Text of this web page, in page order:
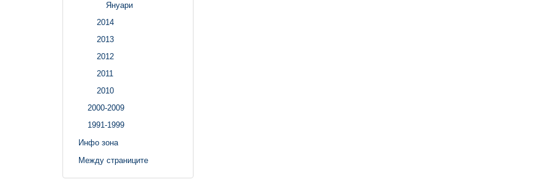
Януари
2014
2013
2012
2011
2010
2000-2009
1991-1999
Инфо зона
Между страниците